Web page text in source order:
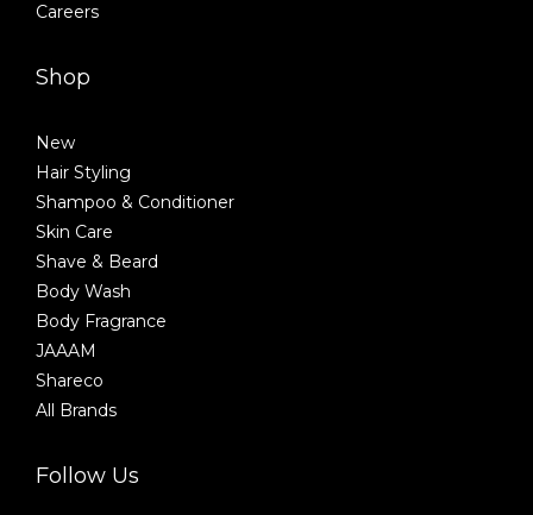
Careers
Shop
New
Hair Styling
Shampoo & Conditioner
Skin Care
Shave & Beard
Body Wash
Body Fragrance
JAAAM
Shareco
All Brands
Follow Us